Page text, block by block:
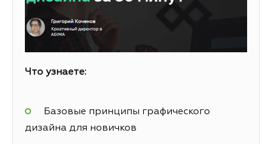
Что узнаете:
Базовые принципы графического
дизайна для новичков